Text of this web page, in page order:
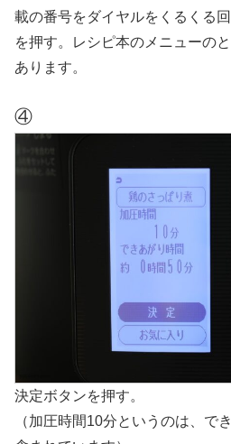
載の番号をダイヤルをくるくる
を押す。レシピ本のメニューの
あります。
④
決定ボタンを押す。
（加圧時間10分というのは、で